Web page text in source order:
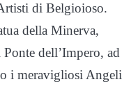
di Belgioioso.
della Minerva,
dell’Impero, ad
i meravigliosi Angeli